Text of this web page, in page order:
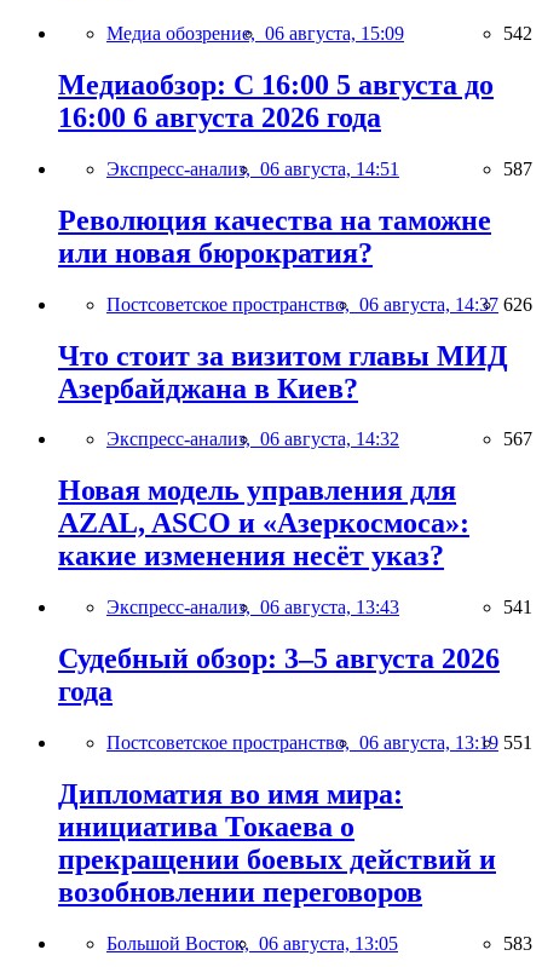
Медиа обозрение, 06 августа, 15:09 542
Медиаобзор: С 16:00 5 августа до
16:00 6 августа 2026 года
Экспресс-анализ, 06 августа, 14:51 587
Революция качества на таможне
или новая бюрократия?
Постсоветское пространство, 06 августа, 14:37 626
Что стоит за визитом главы МИД
Азербайджана в Киев?
Экспресс-анализ, 06 августа, 14:32 567
Новая модель управления для
AZAL, ASCO и «Азеркосмоса»:
какие изменения несёт указ?
Экспресс-анализ, 06 августа, 13:43 541
Судебный обзор: 3–5 августа 2026
года
Постсоветское пространство, 06 августа, 13:19 551
Дипломатия во имя мира:
инициатива Токаева о
прекращении боевых действий и
возобновлении переговоров
Большой Восток, 06 августа, 13:05 583